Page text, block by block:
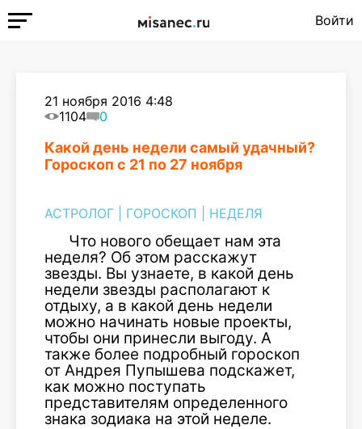
Войти
21 ноября 2016 4:48
1104
0
Какой день недели самый удачный?
Гороскоп с 21 по 27 ноября
АСТРОЛОГ ГОРОСКОП НЕДЕЛЯ
Что нового обещает нам эта
неделя? Об этом расскажут
звезды. Вы узнаете, в какой день
недели звезды располагают к
отдыху, а в какой день недели
можно начинать новые проекты,
чтобы они принесли выгоду. А
также более подробный гороскоп
от Андрея Пупышева подскажет,
как можно поступать
представителям определенного
знака зодиака на этой неделе.